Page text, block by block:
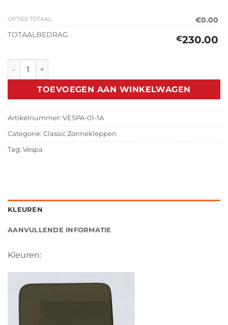
OPTIES TOTAAL
€0.00
TOTAALBEDRAG
€230.00
Classic Zonneklep Vespa Piaggio 1948> aantal
TOEVOEGEN AAN WINKELWAGEN
Artikelnummer: VESPA-01-1A
Categorie: Classic Zonnekleppen
Tag: Vespa
KLEUREN
AANVULLENDE INFORMATIE
Kleuren: